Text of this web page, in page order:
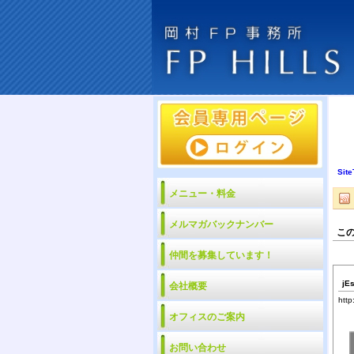
メニュー・料金
メルマガバックナンバー
仲間を募集しています！
会社概要
オフィスのご案内
お問い合わせ
こ